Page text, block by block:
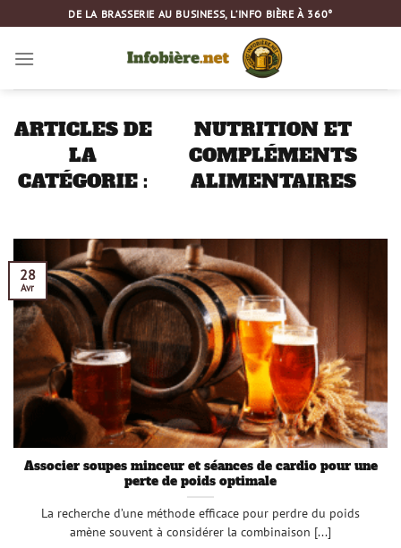
au
contenu
DE LA BRASSERIE AU BUSINESS, L’INFO BIÈRE À 360°
NUTRITION ET
COMPLÉMENTS
ALIMENTAIRES
Associer soupes minceur et séances de cardio pour une
perte de poids optimale
La recherche d’une méthode efficace pour perdre du poids
amène souvent à considérer la combinaison [...]
28
Avr